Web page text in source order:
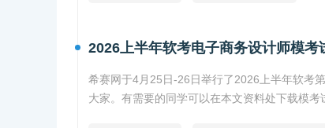
2026上半年软考电子商务设计师模考
希赛网于4月25日-26日举行了2026上半年软考
大家。有需要的同学可以在本文资料处下载模考